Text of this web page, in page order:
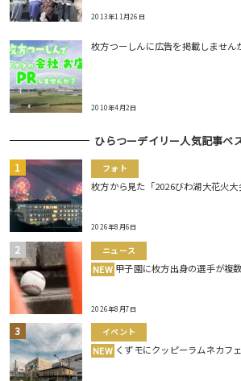
2013年11月26日
枚方つーしんに広告を掲載しません
2010年4月2日
ひらつーデイリー人気記事ベ
フォト
枚方から見た「2026びわ湖大花火大
2026年8月6日
ニュース
NEW 甲子園に枚方出身の選手が複
2026年8月7日
イベント
NEW くずモにクッピーラムネカフ